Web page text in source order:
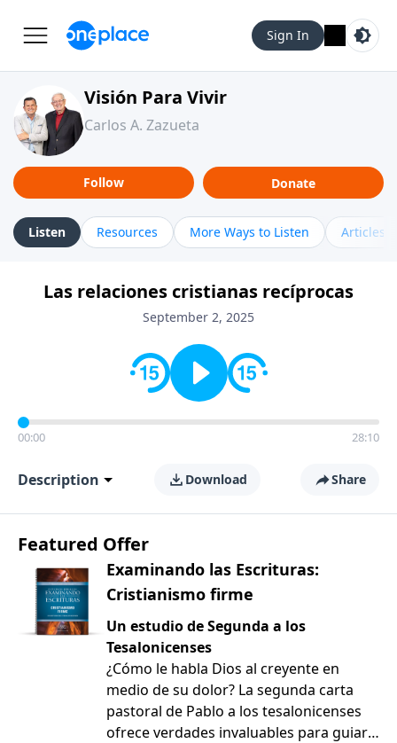
Sign In
Visión Para Vivir
Carlos A. Zazueta
Follow Donate
Listen Resources More Ways to Listen Articles
Las relaciones cristianas recíprocas
September 2, 2025
00:00 28:10
Description Download Share
Featured Offer
Examinando las Escrituras:
Cristianismo firme
Un estudio de Segunda a los
Tesalonicenses
¿Cómo le habla Dios al creyente en
medio de su dolor? La segunda carta
pastoral de Pablo a los tesalonicenses
ofrece verdades invaluables para guiar a